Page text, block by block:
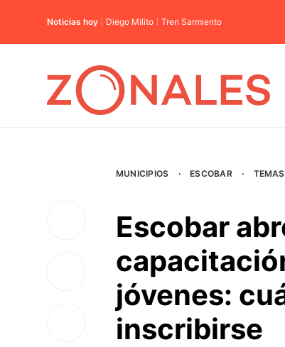
Noticias hoy Diego Milito Tren Sarmiento
MUNICIPIOS · ESCOBAR · TEMAS
Escobar
jóvenes:
inscribirse